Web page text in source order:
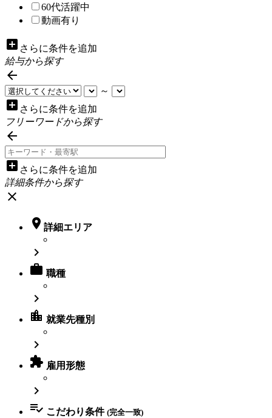
60代活躍中
動画有り
add_box さらに条件を追加
給与から探す

～
add_box さらに条件を追加
フリーワードから探す

add_box さらに条件を追加
詳細条件から探す
close
 詳細エリア

 職種

location_city 就業先種別

 雇用形態

 こだわり条件 (完全一致)